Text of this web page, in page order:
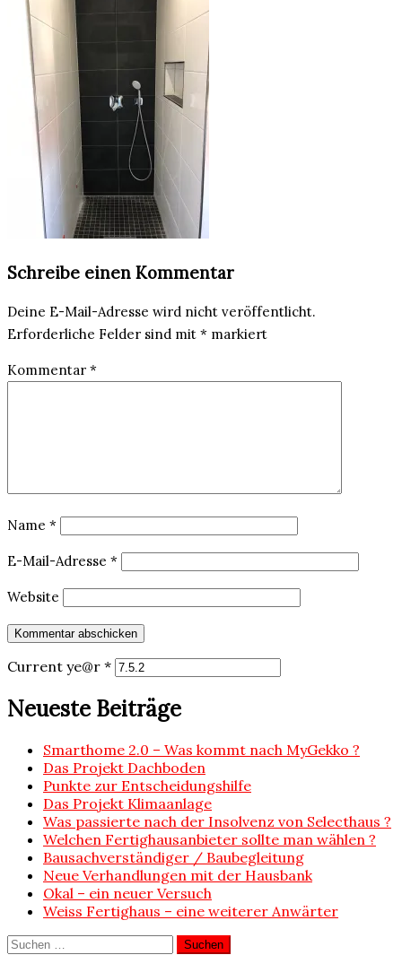
Schreibe einen Kommentar
Deine E-Mail-Adresse wird nicht veröffentlicht.
Erforderliche Felder sind mit * markiert
Kommentar *
Name *
E-Mail-Adresse *
Website
Current ye@r *
Neueste Beiträge
Smarthome 2.0 – Was kommt nach MyGekko ?
Das Projekt Dachboden
Punkte zur Entscheidungshilfe
Das Projekt Klimaanlage
Was passierte nach der Insolvenz von Selecthaus ?
Welchen Fertighausanbieter sollte man wählen ?
Bausachverständiger / Baubegleitung
Neue Verhandlungen mit der Hausbank
Okal – ein neuer Versuch
Weiss Fertighaus – eine weiterer Anwärter
Suchen